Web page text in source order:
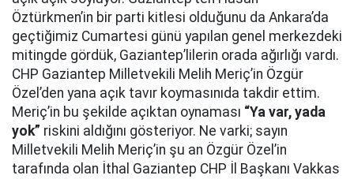
Öztürkmen’in bir parti kitlesi olduğunu da Ankara’da
geçtiğimiz Cumartesi günü yapılan genel merkezdeki
mitingde gördük, Gaziantep’lilerin orada ağırlığı vardı.
CHP Gaziantep Milletvekili Melih Meriç’in Özgür
Özel’den yana açık tavır koymasınıda takdir ettim.
Meriç’in bu şekilde açıktan oynaması “Ya var, yada
yok” riskini aldığını gösteriyor. Ne varki; sayın
Milletvekili Melih Meriç’in şu an Özgür Özel’in
tarafında olan İthal Gaziantep CHP İl Başkanı Vakkas